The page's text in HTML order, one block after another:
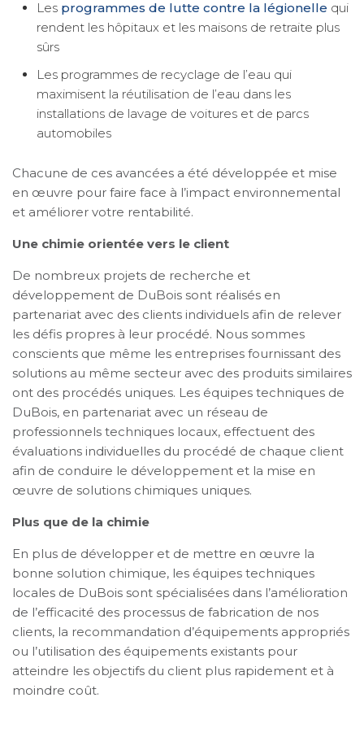
Les programmes de lutte contre la légionelle qui
rendent les hôpitaux et les maisons de retraite plus
sûrs
Les programmes de recyclage de l’eau qui
maximisent la réutilisation de l’eau dans les
installations de lavage de voitures et de parcs
automobiles
Chacune de ces avancées a été développée et mise
en œuvre pour faire face à l’impact environnemental
et améliorer votre rentabilité.
Une chimie orientée vers le client
De nombreux projets de recherche et
développement de DuBois sont réalisés en
partenariat avec des clients individuels afin de relever
les défis propres à leur procédé. Nous sommes
conscients que même les entreprises fournissant des
solutions au même secteur avec des produits similaires
ont des procédés uniques. Les équipes techniques de
DuBois, en partenariat avec un réseau de
professionnels techniques locaux, effectuent des
évaluations individuelles du procédé de chaque client
afin de conduire le développement et la mise en
œuvre de solutions chimiques uniques.
Plus que de la chimie
En plus de développer et de mettre en œuvre la
bonne solution chimique, les équipes techniques
locales de DuBois sont spécialisées dans l’amélioration
de l’efficacité des processus de fabrication de nos
clients, la recommandation d’équipements appropriés
ou l’utilisation des équipements existants pour
atteindre les objectifs du client plus rapidement et à
moindre coût.